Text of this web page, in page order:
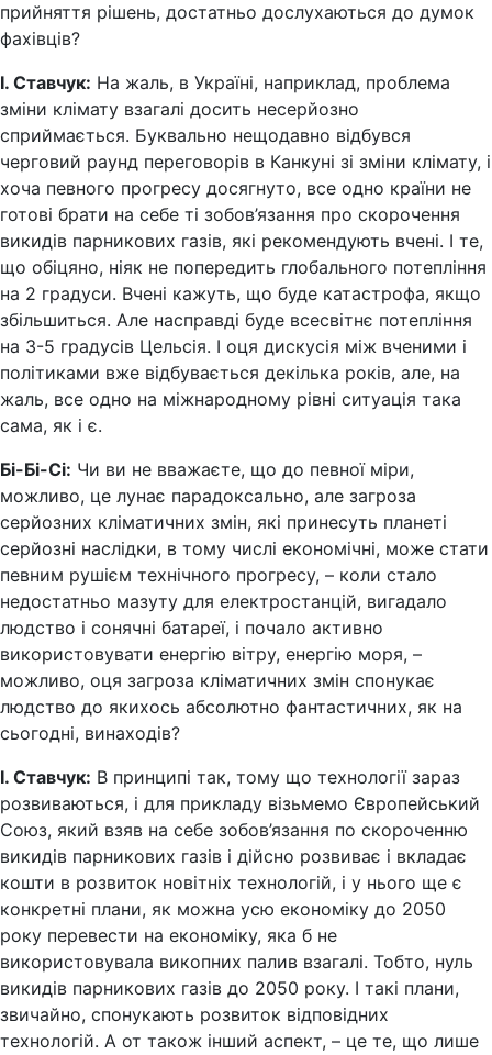
прийняття рішень, достатньо дослухаються до думок
фахівців?
І. Ставчук: На жаль, в Україні, наприклад, проблема
зміни клімату взагалі досить несерйозно
сприймається. Буквально нещодавно відбувся
черговий раунд переговорів в Канкуні зі зміни клімату, і
хоча певного прогресу досягнуто, все одно країни не
готові брати на себе ті зобов’язання про скорочення
викидів парникових газів, які рекомендують вчені. І те,
що обіцяно, ніяк не попередить глобального потепління
на 2 градуси. Вчені кажуть, що буде катастрофа, якщо
збільшиться. Але насправді буде всесвітнє потепління
на 3-5 градусів Цельсія. І оця дискусія між вченими і
політиками вже відбувається декілька років, але, на
жаль, все одно на міжнародному рівні ситуація така
сама, як і є.
Бі-Бі-Сі: Чи ви не вважаєте, що до певної міри,
можливо, це лунає парадоксально, але загроза
серйозних кліматичних змін, які принесуть планеті
серйозні наслідки, в тому числі економічні, може стати
певним рушієм технічного прогресу, – коли стало
недостатньо мазуту для електростанцій, вигадало
людство і сонячні батареї, і почало активно
використовувати енергію вітру, енергію моря, –
можливо, оця загроза кліматичних змін спонукає
людство до якихось абсолютно фантастичних, як на
сьогодні, винаходів?
І. Ставчук: В принципі так, тому що технології зараз
розвиваються, і для прикладу візьмемо Європейський
Союз, який взяв на себе зобов’язання по скороченню
викидів парникових газів і дійсно розвиває і вкладає
кошти в розвиток новітніх технологій, і у нього ще є
конкретні плани, як можна усю економіку до 2050
року перевести на економіку, яка б не
використовувала викопних палив взагалі. Тобто, нуль
викидів парникових газів до 2050 року. І такі плани,
звичайно, спонукають розвиток відповідних
технологій. А от також інший аспект, – це те, що лише